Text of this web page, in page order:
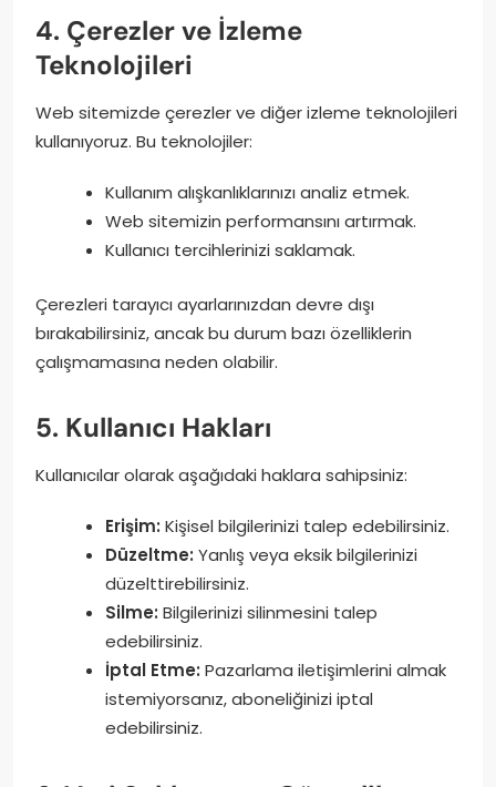
4. Çerezler ve İzleme
Teknolojileri
Web sitemizde çerezler ve diğer izleme teknolojileri
kullanıyoruz. Bu teknolojiler:
Kullanım alışkanlıklarınızı analiz etmek.
Web sitemizin performansını artırmak.
Kullanıcı tercihlerinizi saklamak.
Çerezleri tarayıcı ayarlarınızdan devre dışı
bırakabilirsiniz, ancak bu durum bazı özelliklerin
çalışmamasına neden olabilir.
5. Kullanıcı Hakları
Kullanıcılar olarak aşağıdaki haklara sahipsiniz:
Erişim: Kişisel bilgilerinizi talep edebilirsiniz.
Düzeltme: Yanlış veya eksik bilgilerinizi
düzelttirebilirsiniz.
Silme: Bilgilerinizi silinmesini talep
edebilirsiniz.
İptal Etme: Pazarlama iletişimlerini almak
istemiyorsanız, aboneliğinizi iptal
edebilirsiniz.